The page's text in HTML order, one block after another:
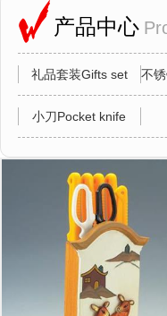
产品中心
礼品套装Gifts set 不
小刀Pocket knife